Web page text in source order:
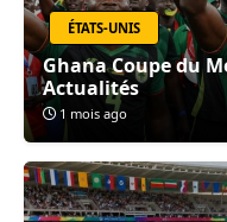
ÉTATS-UNIS
Ghana Coupe du
Actualités
1 mois ago